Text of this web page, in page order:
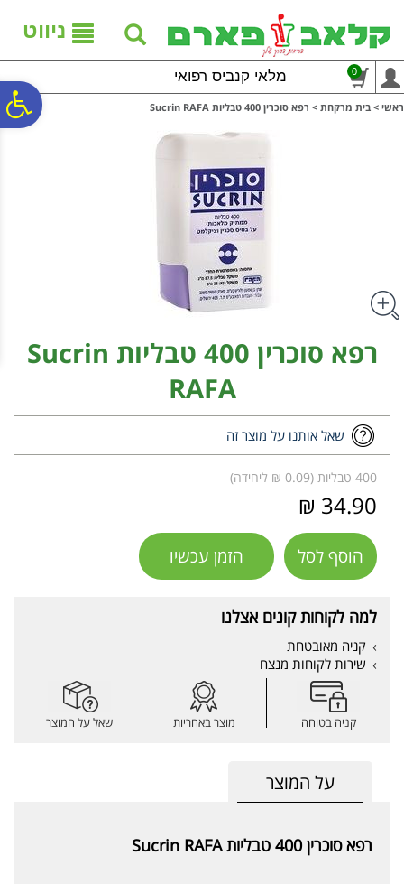
נגישות
אתר
המרכזי
ניווט
מלאי קנביס רפואי 0
ראשי > בית מרקחת > רפא סוכרין 400 טבליות Sucrin RAFA
רפא סוכרין 400 טבליות Sucrin
RAFA
שאל אותנו על מוצר זה
400 טבליות (0.09 ₪ ליחידה)
34.90 ₪
הוסף לסל הזמן עכשיו
למה לקוחות קונים אצלנו
קניה מאובטחת
שירות לקוחות מנצח
קניה בטוחה מוצר באחריות שאל על המוצר
על המוצר
רפא סוכרין 400 טבליות Sucrin RAFA